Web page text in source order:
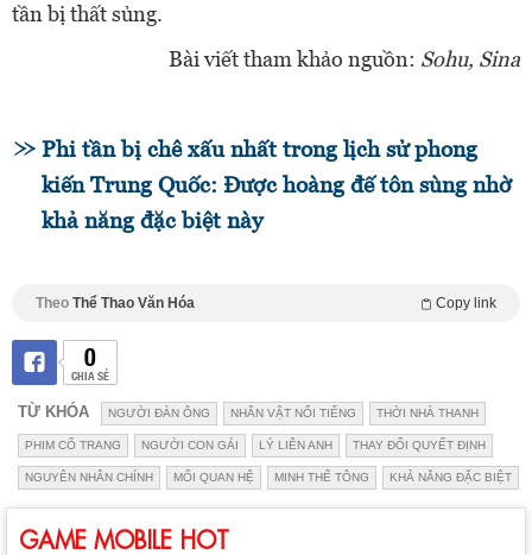
tần bị thất sủng.
Bài viết tham khảo nguồn: Sohu, Sina
Phi tần bị chê xấu nhất trong lịch sử phong
kiến Trung Quốc: Được hoàng đế tôn sùng nhờ
khả năng đặc biệt này
Theo Thể Thao Văn Hóa Copy link
0
CHIA SẺ
TỪ KHÓA NGƯỜI ĐÀN ÔNG NHÂN VẬT NỔI TIẾNG THỜI NHÀ THANH
PHIM CỔ TRANG NGƯỜI CON GÁI LÝ LIÊN ANH THAY ĐỔI QUYẾT ĐỊNH
NGUYÊN NHÂN CHÍNH MỐI QUAN HỆ MINH THẾ TÔNG KHẢ NĂNG ĐẶC BIỆT
GAME MOBILE HOT